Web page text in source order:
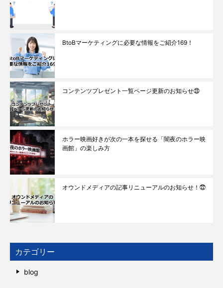
BtoBマーケティングに必要な情報をご紹介169！
コンテンツプレゼント一覧ページ更新のお知らせ㉓
ホラー映画好きが次の一本を探せる「闇夜のホラー映
画館」の楽しみ方
オウンドメディアの記事リニューアルのお知らせ！㉒
カテゴリー
blog